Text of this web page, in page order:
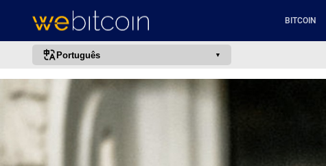
BITCOIN
Português
português (BR)
english
français